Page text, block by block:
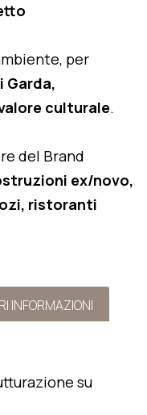
per
Garda,
culturale.
del Brand
ex/novo,
ristoranti
INFORMAZIONI